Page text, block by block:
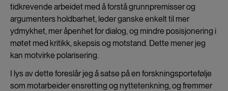
tidkrevende arbeidet med å forstå grunnpremisser og
argumenters holdbarhet, leder ganske enkelt til mer
ydmykhet, mer åpenhet for dialog, og mindre posisjonering i
møtet med kritikk, skepsis og motstand. Dette mener jeg
kan motvirke polarisering.
I lys av dette foreslår jeg å satse på en forskningsportefølje
som motarbeider ensretting og nyttetenkning, og fremmer